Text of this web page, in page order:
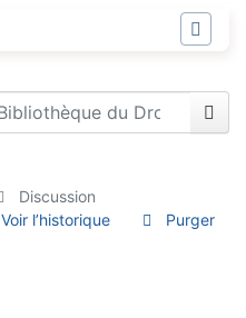
Discussion
Voir l’historique Purger